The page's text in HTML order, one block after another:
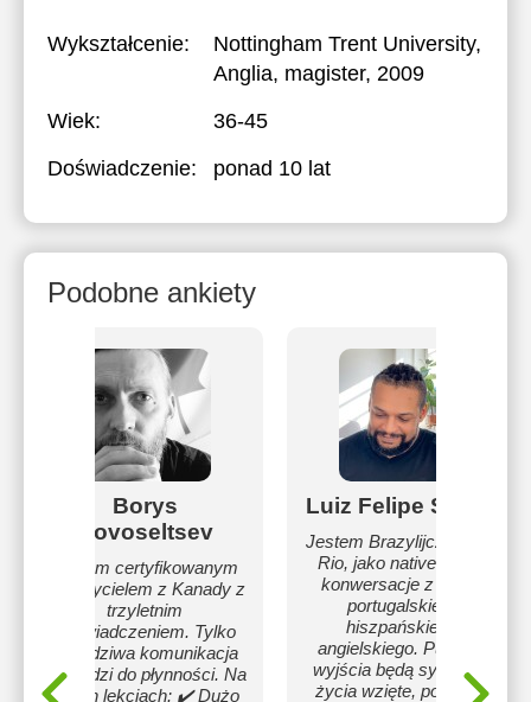
Wykształcenie:
Nottingham Trent University,
Anglia, magister, 2009
Wiek:
36-45
Doświadczenie:
ponad 10 lat
Podobne ankiety
Borys
Novoseltsev
Jestem certyfikowanym
nauczycielem z Kanady z
trzyletnim
doświadczeniem. Tylko
prawdziwa komunikacja
prowadzi do płynności. Na
moich lekcjach: ✔️ Dużo
Luiz Felipe Smusz
Jestem Brazylijczykiem z
Rio, jako native oferuje
konwersacje z języka
portugalskiego,
hiszpańskiego i
angielskiego. Punktem
wyjścia będą sytuacje z
życia wzięte, popularne